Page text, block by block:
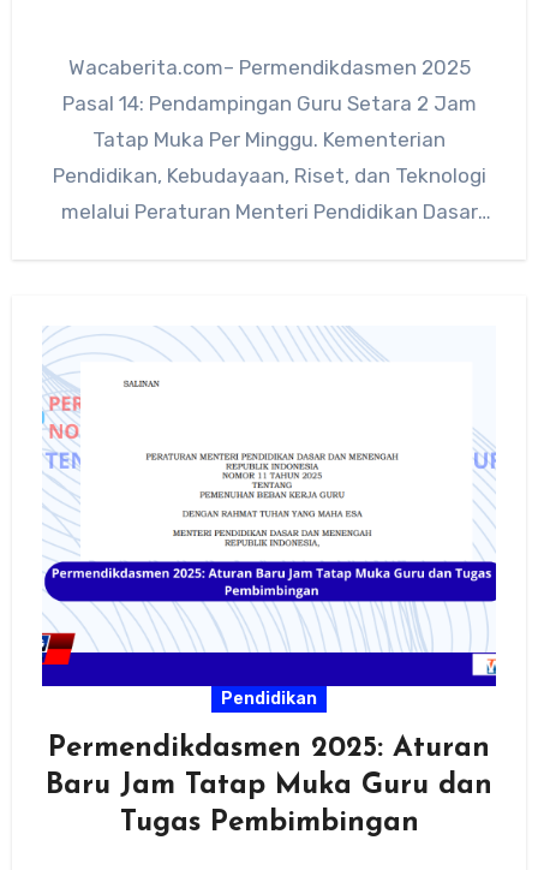
Wacaberita.com– Permendikdasmen 2025
Pasal 14: Pendampingan Guru Setara 2 Jam
Tatap Muka Per Minggu. Kementerian
Pendidikan, Kebudayaan, Riset, dan Teknologi
melalui Peraturan Menteri Pendidikan Dasar
Pendidikan
Permendikdasmen 2025: Aturan
Baru Jam Tatap Muka Guru dan
Tugas Pembimbingan